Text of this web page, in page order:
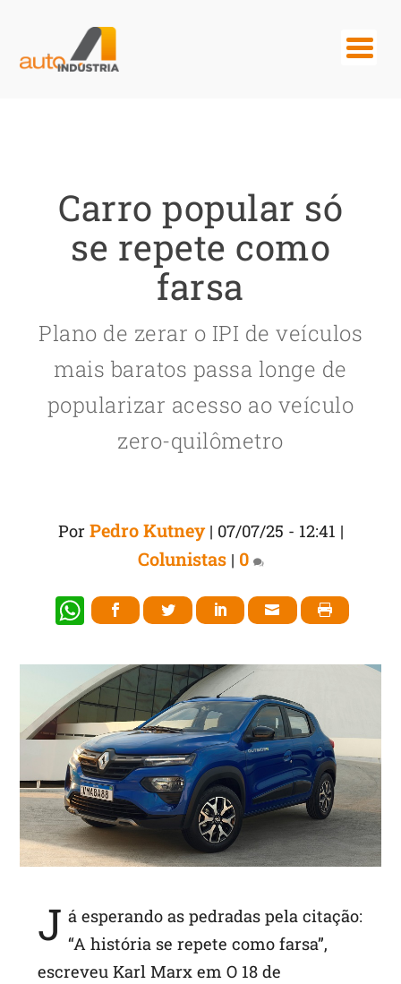
Carro popular só
se repete como
farsa
Plano de zerar o IPI de veículos
mais baratos passa longe de
popularizar acesso ao veículo
zero-quilômetro
Por Pedro Kutney| 07/07/25 - 12:41 |
Colunistas| 0
W
at
s
A
p
p
J á esperando as pedradas pela citação:
“A história se repete como farsa”,
escreveu Karl Marx em O 18 de